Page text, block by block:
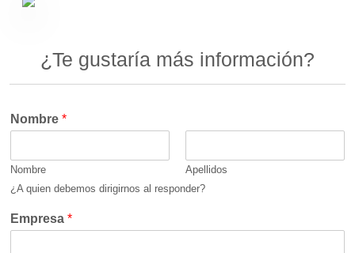
¿Te gustaría más información?
Nombre *
Nombre
Apellidos
¿A quien debemos dirigirnos al responder?
Empresa *